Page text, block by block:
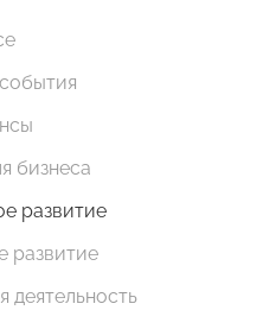
бизнеса
развитие
развитие
деятельность